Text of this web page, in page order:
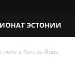
ЭСТОНИИ
в Кохтла-Ярве